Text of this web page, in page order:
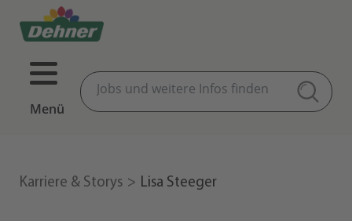
Menü
Karriere & Storys Lisa Steeger